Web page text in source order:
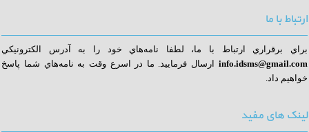
ارتباط با ما
براي برقراري ارتباط با ما، لطفا نامه‌هاي خود را به آدرس الكترونيكي
info.idsms@gmail.com
رسال فرماييد. ما در اسرع وقت به نامه‌هاي شما پاسخ
خواهيم داد.
لینک های مفید